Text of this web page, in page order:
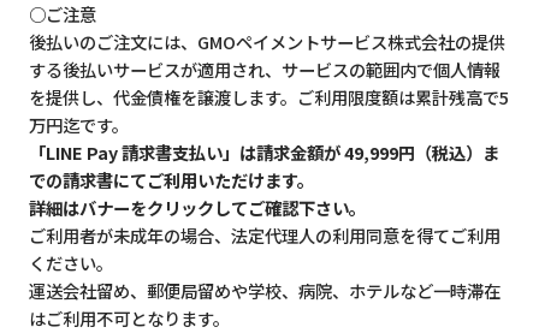
○ご注意
後払いのご注文には、GMOペイメントサービス株式会社の提供
する後払いサービスが適用され、サービスの範囲内で個人情報
を提供し、代金債権を譲渡します。ご利用限度額は累計残高で5
万円迄です。
「LINE Pay 請求書支払い」は請求金額が 49,999円（税込）ま
での請求書にてご利用いただけます。
詳細はバナーをクリックしてご確認下さい。
ご利用者が未成年の場合、法定代理人の利用同意を得てご利用
ください。
運送会社留め、郵便局留めや学校、病院、ホテルなど一時滞在
はご利用不可となります。